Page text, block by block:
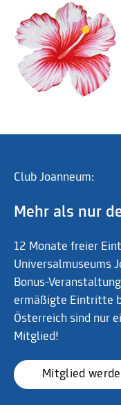
Club Joanneum:
Mehr als nur
12 Monate freier
Universalmuseums
Bonus-
ermäßigte Eintritte
Österreich sind nur
Mitglied!
Mitglied